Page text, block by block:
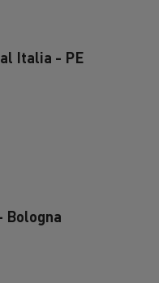
Italia - PE
Bologna